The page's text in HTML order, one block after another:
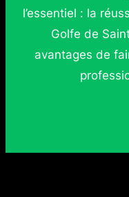
l’essentiel : la
Golfe de
avantages de